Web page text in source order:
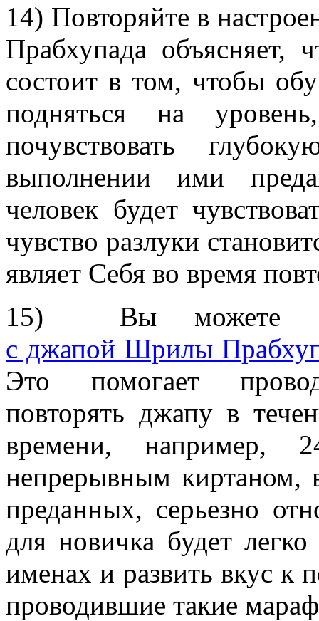
14) Повторяйте в
Прабхупада объясняет,
состоит в том, чтобы
подняться на
почувствовать
выполнении ими
человек будет
чувство разлуки
являет Себя во время
15) Вы можете
с джапой Шрилы
Это помогает
повторять джапу в
времени, например,
непрерывным киртаном,
преданных, серьезно
для новичка будет
именах и развить вкус к
проводившие такие